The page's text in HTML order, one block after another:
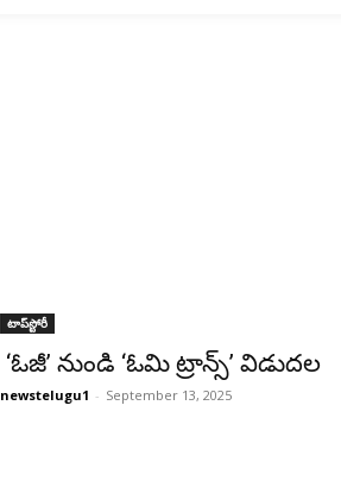
టాప్‌స్టోరీ
‘ఓజీ’ నుండి ‘ఓమి ట్రాన్స్’ విడుదల
newstelugu1 - September 13, 2025